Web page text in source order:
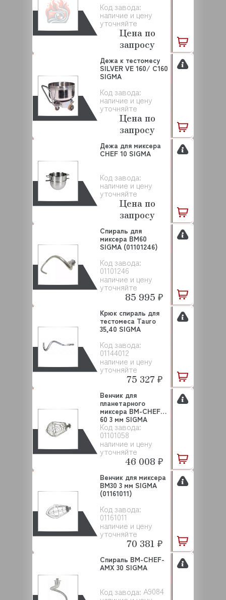
Код завода:
наличие и цену
уточняйте
Цена по
запросу
Код завода:
наличие и цену
уточняйте
Дежа к тестомесу
SILVER VE 160/ C160
SIGMA
Цена по
запросу
Код завода:
наличие и цену
уточняйте
Дежа для миксера
CHEF 10 SIGMA
Цена по
запросу
Код завода:
01101246
наличие и цену
уточняйте
Спираль для
миксера BM60
SIGMA (01101246)
85 995 ₽
Код завода:
01144012
наличие и цену
уточняйте
Крюк спираль для
тестомеса Tauro
35,40 SIGMA
75 327 ₽
Код завода:
01101058
наличие и цену
уточняйте
Венчик для
планетарного
миксера BM-CHEF
60 3 мм SIGMA
(01101058)
46 008 ₽
Код завода:
01161011
наличие и цену
уточняйте
Венчик для миксера
BM30 3 мм SIGMA
(01161011)
70 381 ₽
Код завода: A9084
Спираль BM-CHEF-
AMX 30 SIGMA